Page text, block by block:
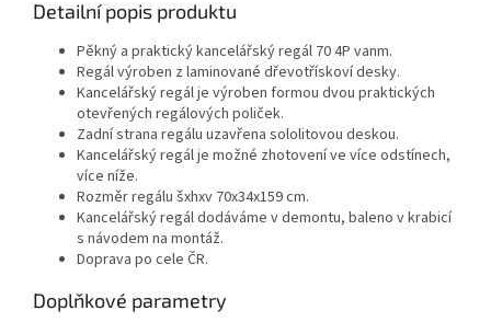
Detailní popis produktu
Pěkný a praktický kancelářský regál 70 4P vanm.
Regál výroben z laminované dřevotřískoví desky.
Kancelářský regál je výroben formou dvou praktických
otevřených regálových poliček.
Zadní strana regálu uzavřena sololitovou deskou.
Kancelářský regál je možné zhotovení ve více odstínech,
více níže.
Rozměr regálu šxhxv 70x34x159 cm.
Kancelářský regál dodáváme v demontu, baleno v krabicí
s návodem na montáž.
Doprava po cele ČR.
Doplňkové parametry